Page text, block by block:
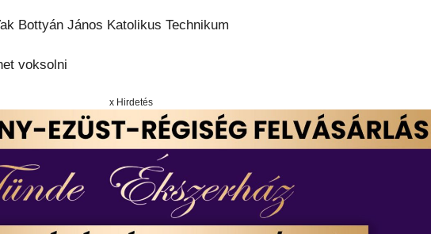
Bottyán János Katolikus Technikum
voksolni
x Hirdetés